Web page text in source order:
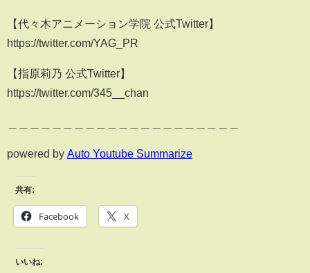
【代々木アニメーション学院 公式Twitter】
https://twitter.com/YAG_PR
【指原莉乃 公式Twitter】
https://twitter.com/345__chan
powered by Auto Youtube Summarize
共有:
Facebook X
いいね: